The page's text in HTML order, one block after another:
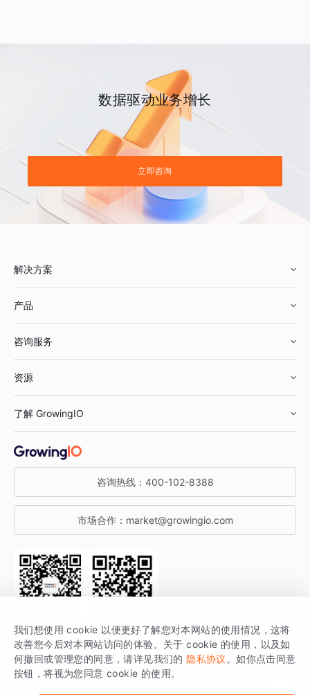
数据驱动业务增长
立即咨询
解决方案
鞋服行业
汽车行业
金融行业
产品
智能运营
获客分析
咨询服务
资源
增长公开课
增长博客
开发者文档
SDK 文档
场景指南
了解 GrowingIO
关于 GrowingIO
增长大会
行业活动
咨询热线： 400-102-8388
市场合作： market@growingio.com
关注公众号 获取更多干货
GrowingIO 是专注于数据智能分析与增长的品牌，核心平台为 GrowingIO
分析云。
我们想使用 cookie 以便更好了解您对本网站的使用情况，这将
改善您今后对本网站访问的体验。关于 cookie 的使用，以及如
何撤回或管理您的同意，请详见我们的 隐私协议 。如你点击同意
按钮，将视为您同意 cookie 的使用。